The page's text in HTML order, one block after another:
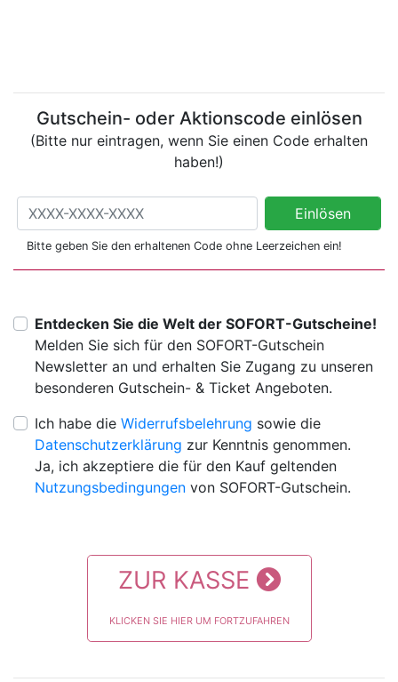
Gutschein- oder Aktionscode einlösen
(Bitte nur eintragen, wenn Sie einen Code erhalten
haben!)
Gutschein- oder Aktionscode einlösen
(Bitte nur eintragen, wenn Sie einen Code erhalten haben!)
Einlösen
Bitte geben Sie den erhaltenen Code ohne Leerzeichen ein!
Entdecken Sie die Welt der SOFORT-Gutscheine!
Melden Sie sich für den SOFORT-Gutschein
Newsletter an und erhalten Sie Zugang zu unseren
besonderen Gutschein- & Ticket Angeboten.
Ich habe die Widerrufsbelehrung sowie die
Datenschutzerklärung zur Kenntnis genommen.
Ja, ich akzeptiere die für den Kauf geltenden
Nutzungsbedingungen von SOFORT-Gutschein.
ZUR KASSE
KLICKEN SIE HIER UM FORTZUFAHREN